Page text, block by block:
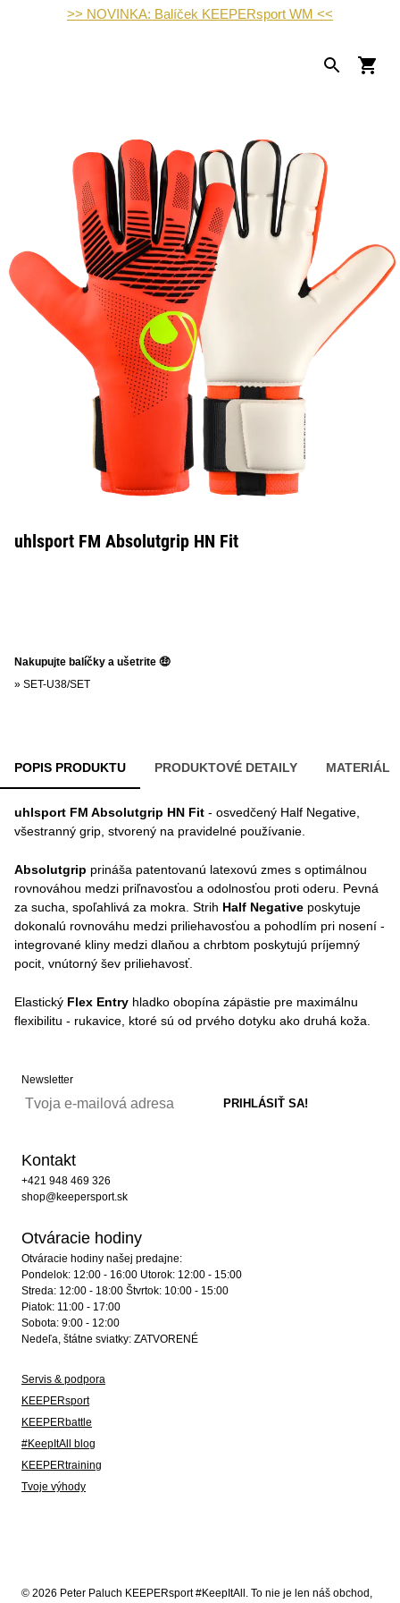
>> NOVINKA: Balíček KEEPERsport WM <<
uhlsport FM Absolutgrip HN Fit
Nakupujte balíčky a ušetrite 🤑
» SET-U38/SET
POPIS PRODUKTU PRODUKTOVÉ DETAILY MATERIÁL
uhlsport FM Absolutgrip HN Fit - osvedčený Half Negative,
všestranný grip, stvorený na pravidelné používanie.
Absolutgrip prináša patentovanú latexovú zmes s optimálnou
rovnováhou medzi priľnavosťou a odolnosťou proti oderu. Pevná
za sucha, spoľahlivá za mokra. Strih Half Negative poskytuje
dokonalú rovnováhu medzi priliehavosťou a pohodlím pri nosení -
integrované kliny medzi dlaňou a chrbtom poskytujú príjemný
pocit, vnútorný šev priliehavosť.
Elastický Flex Entry hladko obopína zápästie pre maximálnu
flexibilitu - rukavice, ktoré sú od prvého dotyku ako druhá koža.
Newsletter
Kontakt
+421 948 469 326
shop@keepersport.sk
Otváracie hodiny
Otváracie hodiny našej predajne:
Pondelok: 12:00 - 16:00 Utorok: 12:00 - 15:00
Streda: 12:00 - 18:00 Štvrtok: 10:00 - 15:00
Piatok: 11:00 - 17:00
Sobota: 9:00 - 12:00
Nedeľa, štátne sviatky: ZATVORENÉ
Servis & podpora
KEEPERsport
KEEPERbattle
#KeepItAll blog
KEEPERtraining
Tvoje výhody
© 2026 Peter Paluch KEEPERsport #KeepItAll. To nie je len náš obchod,